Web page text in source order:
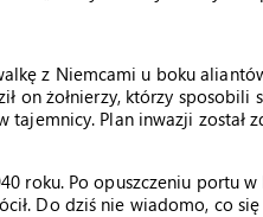
z Niemcami u boku
on żołnierzy, którzy
Plan inwazji został
roku. Po opuszczeniu portu
Do dziś nie wiadomo, co